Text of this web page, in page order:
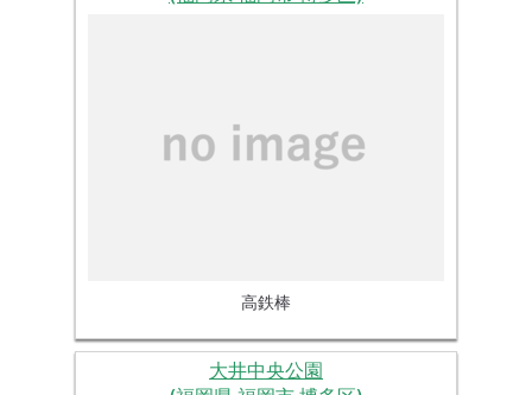
高鉄棒
大井中央公園